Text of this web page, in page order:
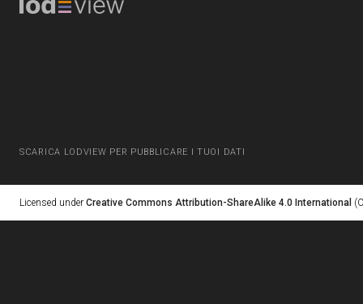
SCARICA LODVIEW PER PUBBLICARE I TUOI DATI
Licensed under Creative Commons Attribution-ShareAlike 4.0 International